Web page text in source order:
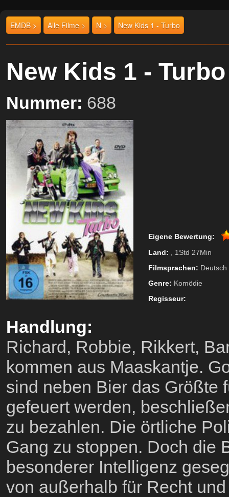
EMDB > Alle Filme > N > New Kids 1 - Turbo
New Kids 1 -
Nummer: 688
Eigene Bewertung:
Land: , 1Std 27Min
Filmsprachen: Deutsch
Genre: Komödie
Regisseur:
Handlung:
Richard, Robbie, Rikkert,
kommen aus Maaskantje.
sind neben Bier das Größte
gefeuert werden,
zu bezahlen. Die örtliche
Gang zu stoppen. Doch die
besonderer Intelligenz
von außerhalb für Recht